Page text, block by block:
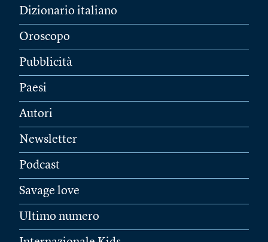
Dizionario italiano
Oroscopo
Pubblicità
Paesi
Autori
Newsletter
Podcast
Savage love
Ultimo numero